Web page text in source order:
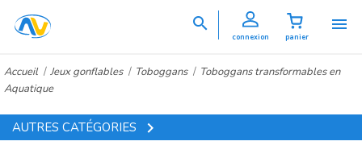

panier
connexion

Accueil Jeux gonflables Toboggans
Toboggans transformables en
Aquatique
AUTRES CATÉGORIES 